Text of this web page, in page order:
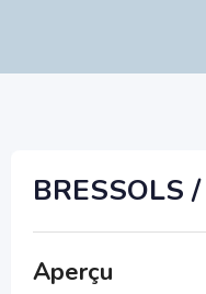
BRESSOLS
Aperçu